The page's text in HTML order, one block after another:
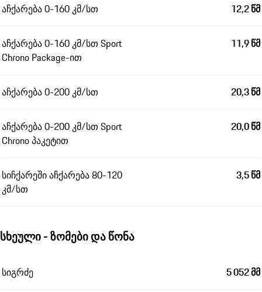
აჩქარება 0-160 კმ/სთ 12,2 წმ
აჩქარება 0-160 კმ/სთ Sport
Chrono Package-ით
11,9 წმ
აჩქარება 0-200 კმ/სთ 20,3 წმ
აჩქარება 0-200 კმ/სთ Sport
Chrono პაკეტით
20,0 წმ
სიჩქარეში აჩქარება 80-120
კმ/სთ
3,5 წმ
სხეული - ზომები და წონა
სიგრძე 5 052 მმ